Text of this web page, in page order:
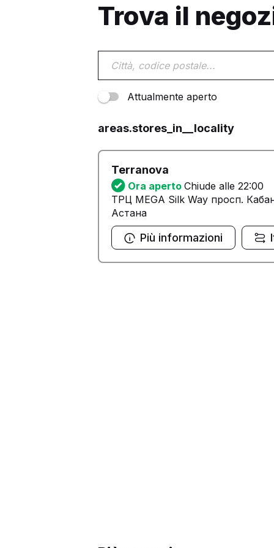
Trova il
Attualmente aperto
areas.stores_in__locality
Terranova
Ora aperto Chiude alle 22:00
ТРЦ MEGA Silk Way просп.
Астана
Più informazioni